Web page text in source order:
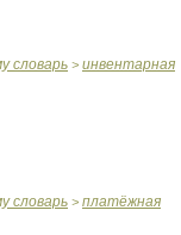
словарь > инвентарная
словарь > платёжная